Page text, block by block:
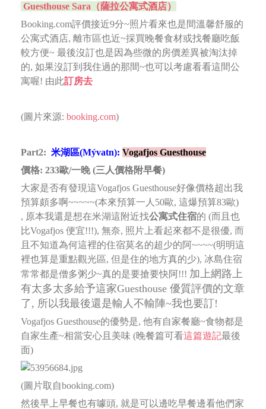
Guesthouse Sara（薩拉公寓式酒店）
Booking.com評價接近9分~照片看來也是間溫馨舒服的
公寓式酒店, 離市區也近~採買晚餐食材或找餐廳吃飯
較方便~ 最後沒訂也是因為些微的房價差異被淘汰掉
的, 如果沒訂到我住過的那間~也可以考慮看看這間公
寓喔! 由此訂房去
(圖片來源: booking.com)
Part2: 米湖區(Mývatn): Vogafjos Guesthouse
價格: 233歐/一晚 (三人價格附早餐)
大家是否有發現這Vogafjos Guesthouse好像價格超出我
預算頗多啊~~~~~(本來預算一人50歐, 這爆預算83歐)
, 原本我還是想在米湖這附近找公寓式住宿的 (而且也
比Vogafjos 便宜!!!), 無奈, 照片上看起來都不是很優, 而
且不知道為何這裡的住宿莫名的超少的阿~~~~(明明這
裡也算是重點觀光區, 但是住的地方真的少), 冰島住宿
常常都是僧多粥少~真的是要搶要快阿!!! 加上網路上
有太多太多給予這家Guesthouse 優質評價的文章
了, 所以我最後還是輸人不輸陣~我也要訂!
Vogafjos Guesthouse的優勢是, 他有自家餐廳~食物都是
自家生產~相當安心且美味 (晚餐篇可看這篇遊記最後
面)
(圖片取自booking.com)
然後早上早餐也有噱頭, 就是可以邊吃早餐邊看他們家